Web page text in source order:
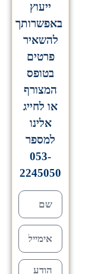
ייעוץ
באפשרותך
להשאיר
פרטים
בטופס
המצורף
או לחייג
אלינו
למספר
053-
2245050